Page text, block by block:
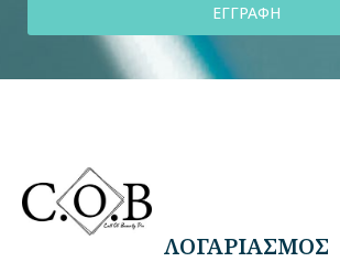
ΕΓΓΡΑΦΗ
ΛΟΓΑΡΙΑΣΜΟΣ